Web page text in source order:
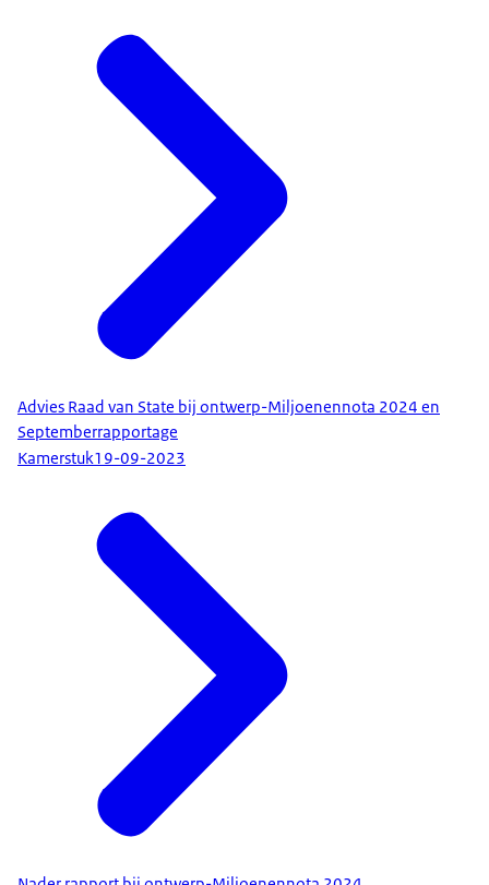
Advies Raad van State bij ontwerp-Miljoenennota 2024 en
Septemberrapportage
Kamerstuk19-09-2023